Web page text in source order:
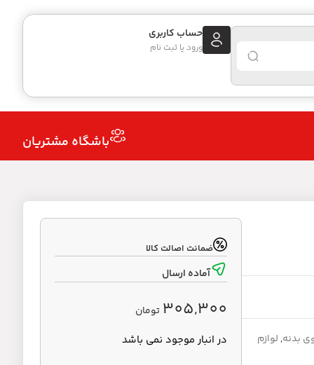
حساب کاربری
ورود یا ثبت نام
باشگاه مشتریان
بدنه,لوازم
ضمانت اصالت کالا
آماده ارسال
305,300 تومان
در انبار موجود نمی باشد